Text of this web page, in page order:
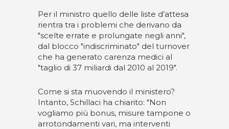
Per il ministro quello delle liste d’attesa
rientra tra i problemi che derivano da
"scelte errate e prolungate negli anni",
dal blocco "indiscriminato" del turnover
che ha generato carenza medici al
"taglio di 37 miliardi dal 2010 al 2019".
Come si sta muovendo il ministero?
Intanto, Schillaci ha chiarito: "Non
vogliamo più bonus, misure tampone o
arrotondamenti vari, ma interventi